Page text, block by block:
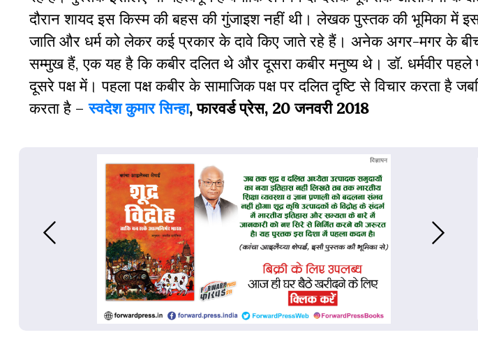
दौरान शायद इस किस्म की बहस की गुंजाइश नहीं थी। लेखक पुस्तक की भूमिका में
जाति और धर्म को लेकर कई प्रकार के दावे किए जाते रहे हैं। अनेक अगर-मगर के बीच
सम्मुख हैं, एक यह है कि कबीर दलित थे और दूसरा कबीर मनुष्य थे। डॉ. धर्मवीर पहले
दूसरे पक्ष में। पहला पक्ष कबीर के सामाजिक पक्ष पर दलित दृष्टि से विचार करता है
करता है –स्वदेश कुमार सिन्हा, फारवर्ड प्रेस, 20 जनवरी 2018